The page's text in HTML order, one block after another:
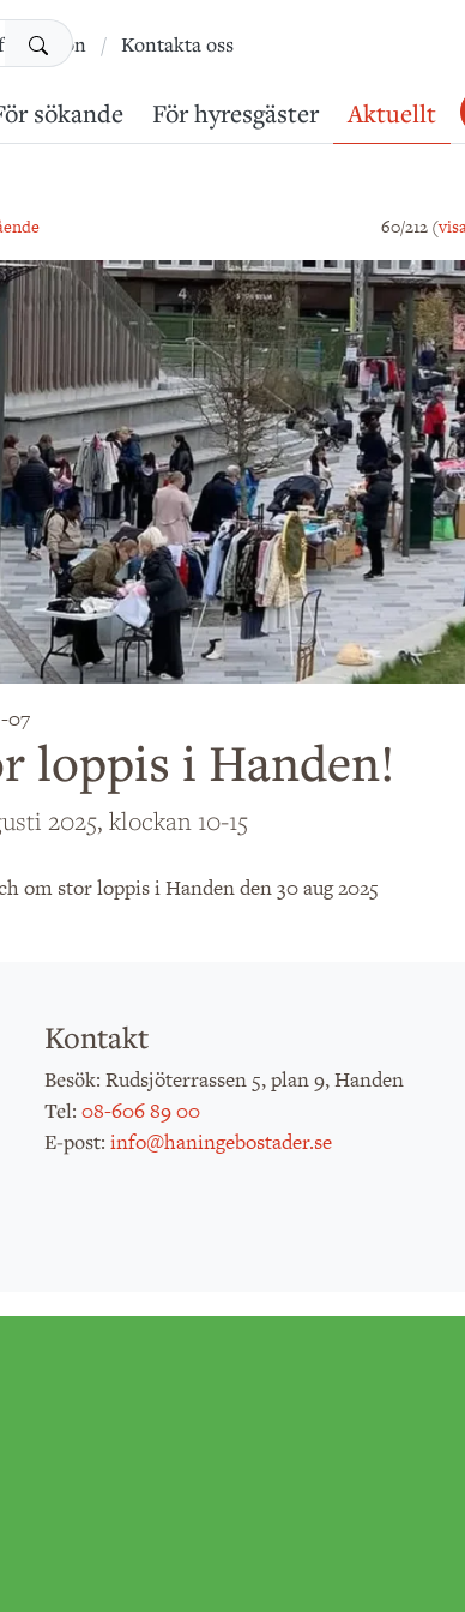
Sök
sökande För hyresgäster Aktuellt
Kontakta oss
60/212 (
07
loppis i Handen!
2025, klockan 10-15
Kontakt
Besök: Rudsjöterrassen 5, plan 9, Handen
Tel: 08-606 89 00
E-post: info@haningebostader.se